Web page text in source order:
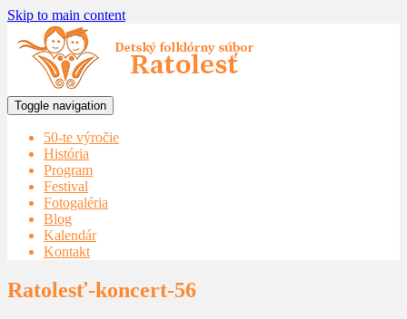
Skip to main content
Toggle navigation
50-te výročie
História
Program
Festival
Fotogaléria
Blog
Kalendár
Kontakt
Ratolesť-koncert-56